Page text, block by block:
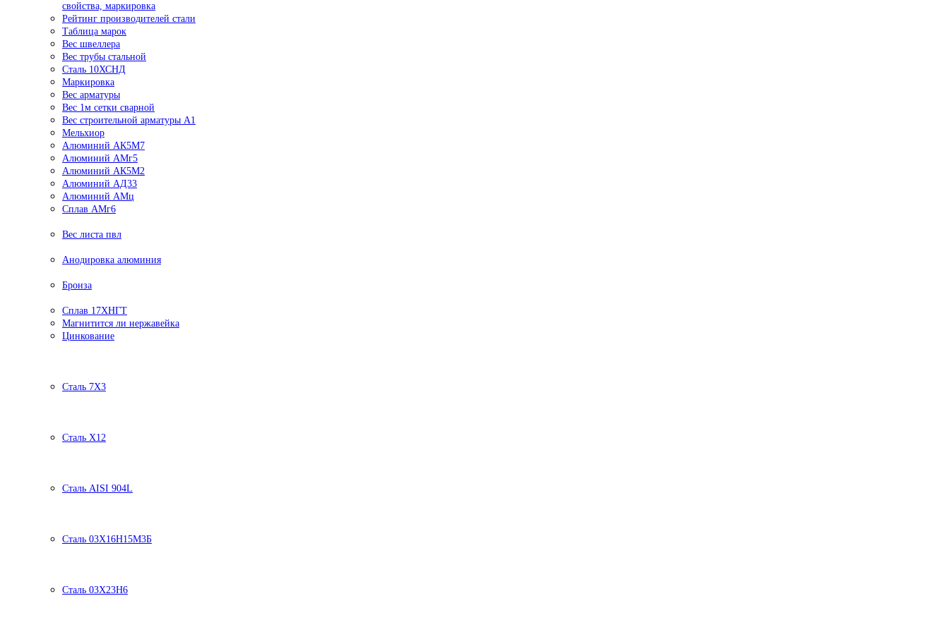
свойства, маркировка
Рейтинг производителей стали
Таблица марок
Вес швеллера
Вес трубы стальной
Сталь 10ХСНД
Маркировка
Вес арматуры
Вес 1м сетки сварной
Вес строительной арматуры А1
Мельхиор
Алюминий АК5М7
Алюминий АМг5
Алюминий АК5М2
Алюминий АД33
Алюминий АМц
Сплав АМг6
Вес листа пвл
Анодировка алюминия
Бронза
Сплав 17ХНГТ
Магнитится ли нержавейка
Цинкование
Сталь 7Х3
Сталь Х12
Сталь AISI 904L
Сталь 03Х16Н15М3Б
Сталь 03Х23Н6